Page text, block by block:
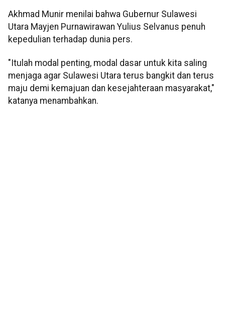
Akhmad Munir menilai bahwa Gubernur Sulawesi
Utara Mayjen Purnawirawan Yulius Selvanus penuh
kepedulian terhadap dunia pers.
"Itulah modal penting, modal dasar untuk kita saling
menjaga agar Sulawesi Utara terus bangkit dan terus
maju demi kemajuan dan kesejahteraan masyarakat,"
katanya menambahkan.